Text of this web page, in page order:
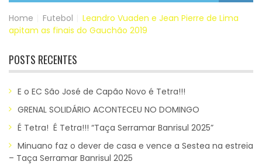
Home Futebol
Leandro Vuaden e Jean Pierre de Lima
apitam as finais do Gauchão 2019
POSTS RECENTES
E o EC São José de Capão Novo é Tetra!!!
GRENAL SOLIDÁRIO ACONTECEU NO DOMINGO
É Tetra! É Tetra!!! “Taça Serramar Banrisul 2025”
Minuano faz o dever de casa e vence a Sestea na estreia
– Taça Serramar Banrisul 2025